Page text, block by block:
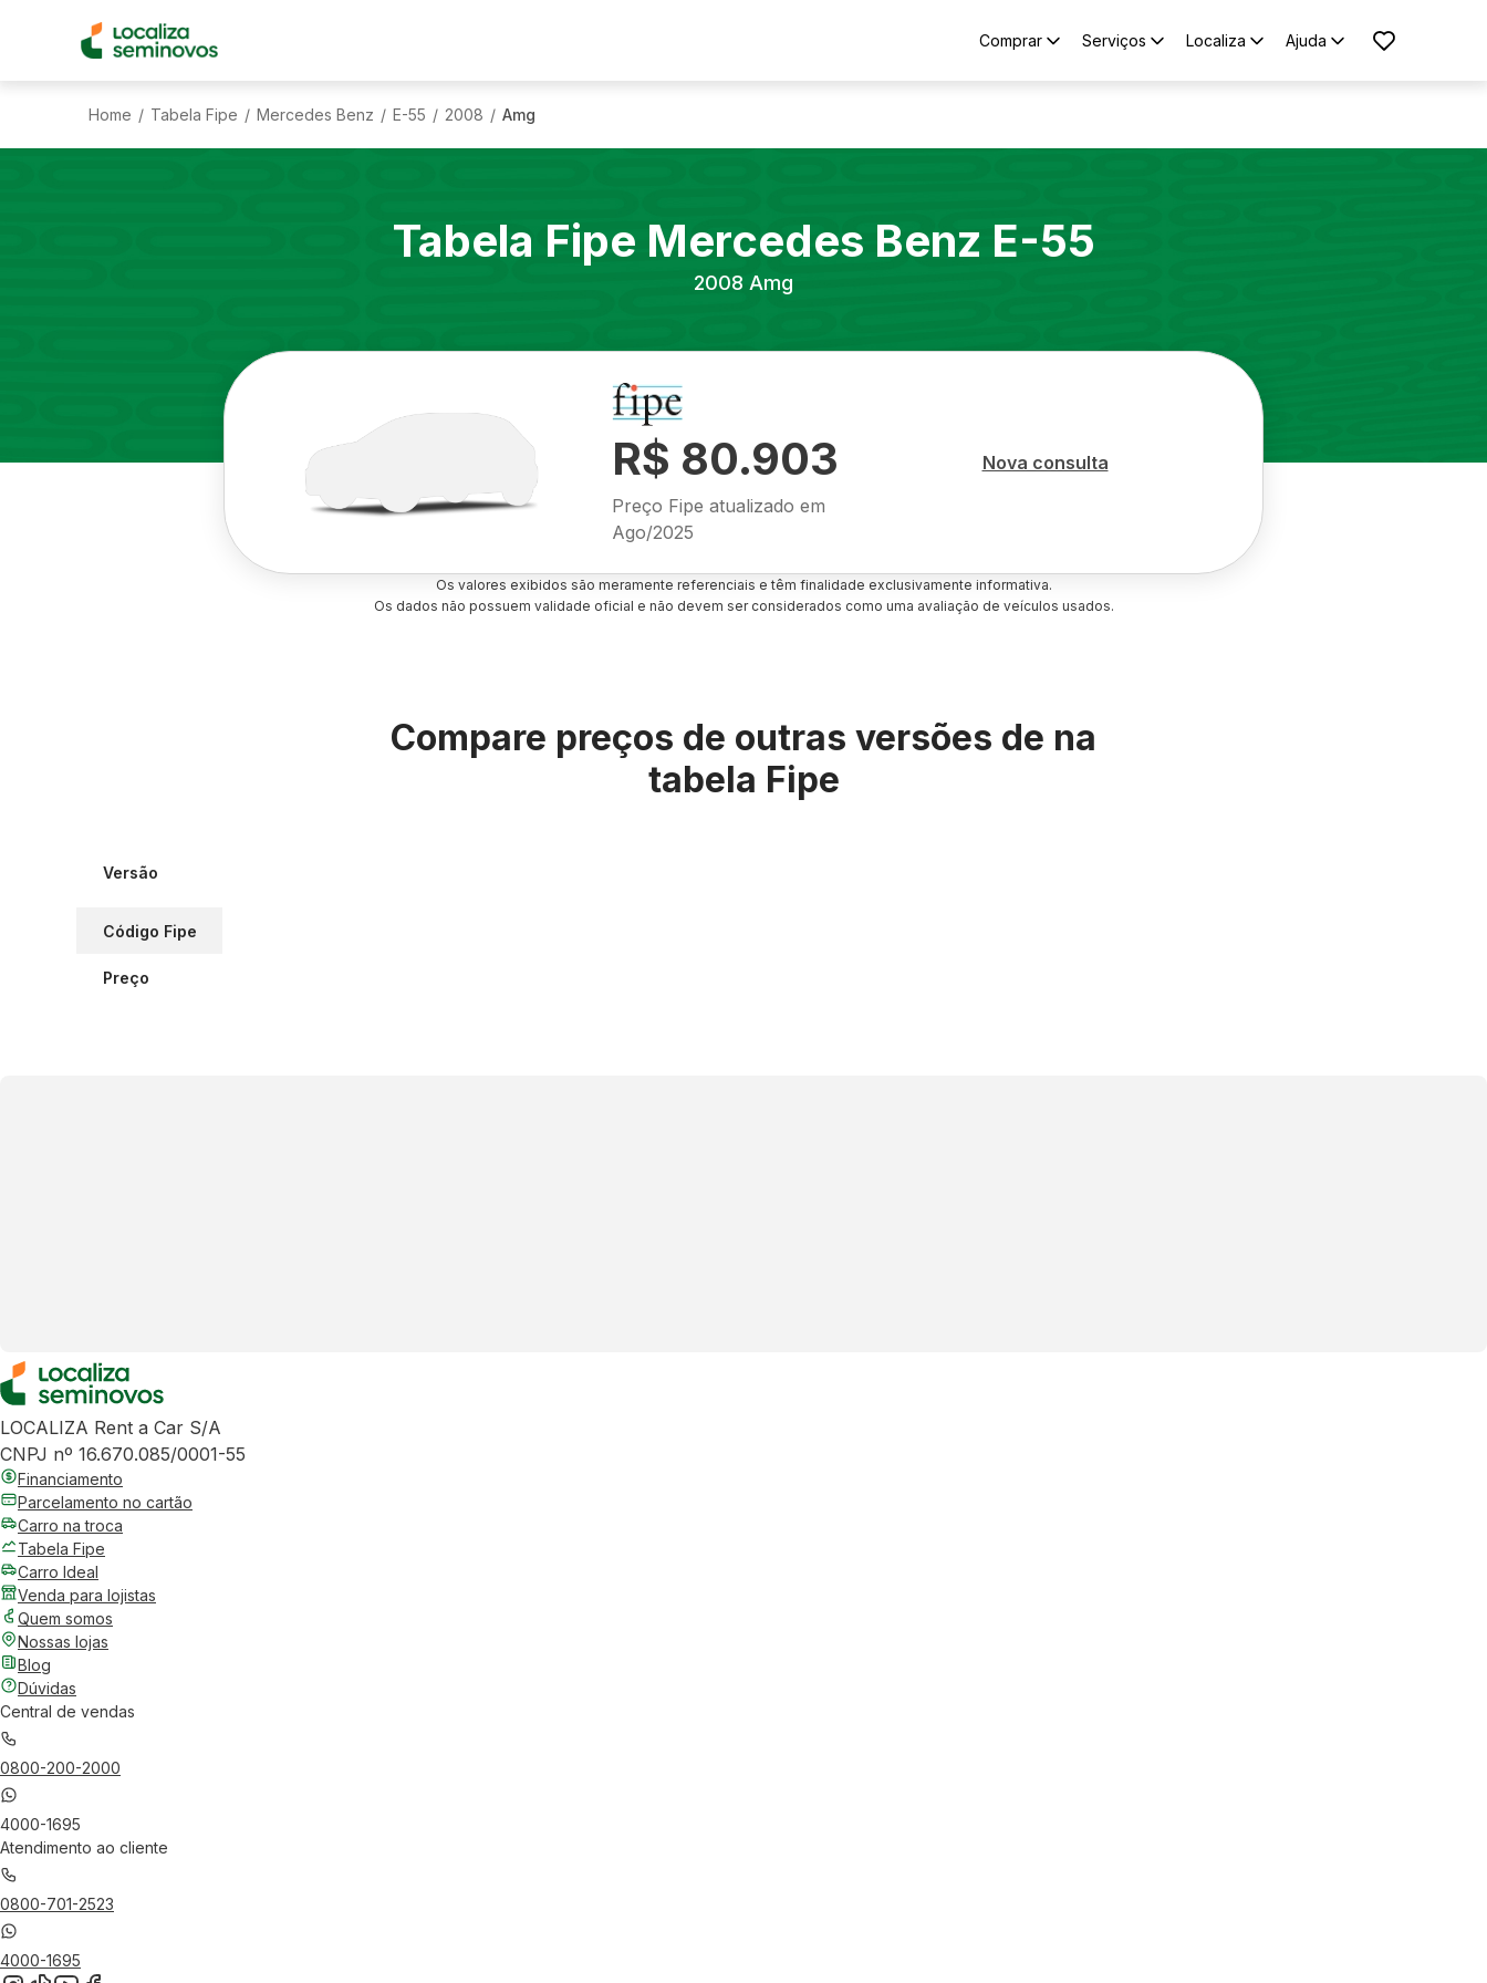
Comprar Serviços Localiza Ajuda
Home / Tabela Fipe / Mercedes Benz / E-55 / 2008 / Amg
Tabela Fipe Mercedes Benz E-55
2008 Amg
R$ 80.903
Preço Fipe atualizado em
Ago/2025
Nova consulta
Os valores exibidos são meramente referenciais e têm finalidade exclusivamente informativa.
Os dados não possuem validade oficial e não devem ser considerados como uma avaliação de veículos usados.
Compare preços de outras versões de na
tabela Fipe
Versão
Código Fipe
Preço
LOCALIZA Rent a Car S/A
CNPJ nº 16.670.085/0001-55
Financiamento
Parcelamento no cartão
Carro na troca
Tabela Fipe
Carro Ideal
Venda para lojistas
Quem somos
Nossas lojas
Blog
Dúvidas
Central de vendas
0800-200-2000
4000-1695
Atendimento ao cliente
0800-701-2523
4000-1695